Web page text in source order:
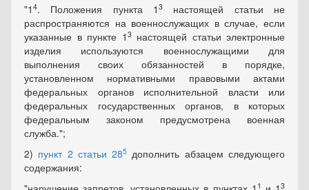
"1 4. Положения пункта 1 3
настоящей статьи не
распространяются на военнослужащих в случае, если
указанные в пункте 1 3настоящей статьи электронные
изделия используются военнослужащими для
выполнения своих обязанностей в порядке,
установленном нормативными правовыми актами
федеральных органов исполнительной власти или
федеральных государственных органов, в которых
федеральным законом предусмотрена военная
служба.";
2) пункт 2 статьи 285 дополнить абзацем следующего
содержания:
1 3